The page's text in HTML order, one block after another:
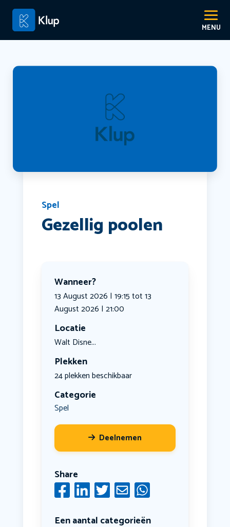
Spel
Gezellig poolen
Wanneer?
13 August 2026 | 19:15 tot 13
August 2026 | 21:00
Locatie
Walt Disne...
Plekken
24 plekken beschikbaar
Categorie
Spel
Deelnemen
Share
Een aantal categorieën